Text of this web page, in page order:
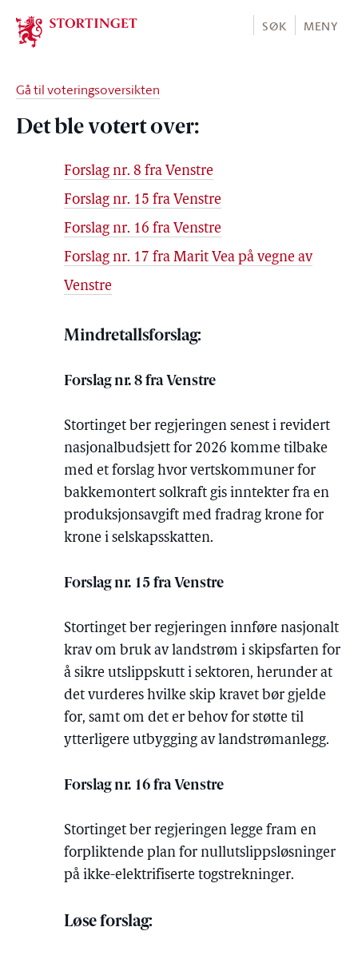
Stortinget.no
SØK MENY
Gå til voteringsoversikten
Det ble votert over:
Forslag nr. 8 fra Venstre
Forslag nr. 15 fra Venstre
Forslag nr. 16 fra Venstre
Forslag nr. 17 fra Marit Vea på vegne av
Venstre
Mindretallsforslag:
Forslag nr. 8 fra Venstre
Stortinget ber regjeringen senest i revidert
nasjonalbudsjett for 2026 komme tilbake
med et forslag hvor vertskommuner for
bakkemontert solkraft gis inntekter fra en
produksjonsavgift med fradrag krone for
krone i selskapsskatten.
Forslag nr. 15 fra Venstre
Stortinget ber regjeringen innføre nasjonalt
krav om bruk av landstrøm i skipsfarten for
å sikre utslippskutt i sektoren, herunder at
det vurderes hvilke skip kravet bør gjelde
for, samt om det er behov for støtte til
ytterligere utbygging av landstrømanlegg.
Forslag nr. 16 fra Venstre
Stortinget ber regjeringen legge fram en
forpliktende plan for nullutslippsløsninger
på ikke-elektrifiserte togstrekninger.
Løse forslag: